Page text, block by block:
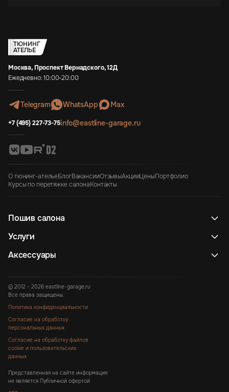
ТЮНИНГ
АТЕЛЬЕ
Москва, Проспект Вернадского, 12Д
Ежедневно: 10:00-20:00
Telegram WhatsApp Max
+7 (495) 227-73-75info@eastline-garage.ru
О тюнинг-ательеБлогВакансииОтзывыАкцииЦеныПортфолио
Курсы по перетяжке салонаКонтакты
Пошив салона
Услуги
Аксессуары
© 2012 - 2026 eastline-garage.ru
Все права защищены.
Политика конфиденциальности
Согласие на обработку
персональных данных
Согласие на обработку файлов
cookie и пользовательских
данных
Представленная на сайте информация
не является Публичной офертой